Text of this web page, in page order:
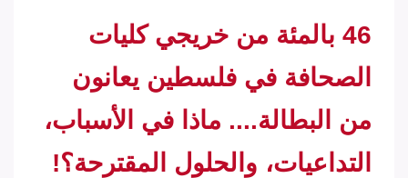
46 بالمئة من خريجي كليات
الصحافة في فلسطين يعانون
من البطالة.... ماذا في الأسباب،
التداعيات، والحلول المقترحة؟!